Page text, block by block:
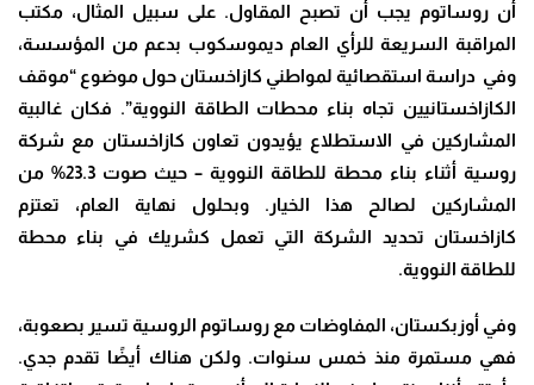
أن روساتوم يجب أن تصبح المقاول. على سبيل المثال، مكتب
المراقبة السريعة للرأي العام ديموسكوب بدعم من المؤسسة،
وفي دراسة استقصائية لمواطني كازاخستان حول موضوع “موقف
الكازاخستانيين تجاه بناء محطات الطاقة النووية”. فكان غالبية
المشاركين في الاستطلاع يؤيدون تعاون كازاخستان مع شركة
روسية أثناء بناء محطة للطاقة النووية – حيث صوت 23.3% من
المشاركين لصالح هذا الخيار. وبحلول نهاية العام، تعتزم
كازاخستان تحديد الشركة التي تعمل كشريك في بناء محطة
للطاقة النووية.
وفي أوزبكستان، المفاوضات مع روساتوم الروسية تسير بصعوبة،
فهي مستمرة منذ خمس سنوات. ولكن هناك أيضًا تقدم جدي.